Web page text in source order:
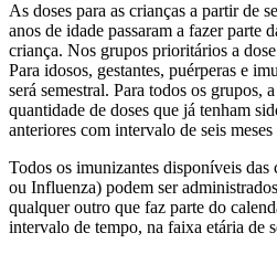
As doses para as crianças a partir de
anos de idade passaram a fazer parte
criança. Nos grupos prioritários a
Para idosos, gestantes, puérperas e
será semestral. Para todos os grupos,
quantidade de doses que já tenham
anteriores com intervalo de seis
Todos os imunizantes disponíveis
ou Influenza) podem ser
qualquer outro que faz parte do
intervalo de tempo, na faixa etária de